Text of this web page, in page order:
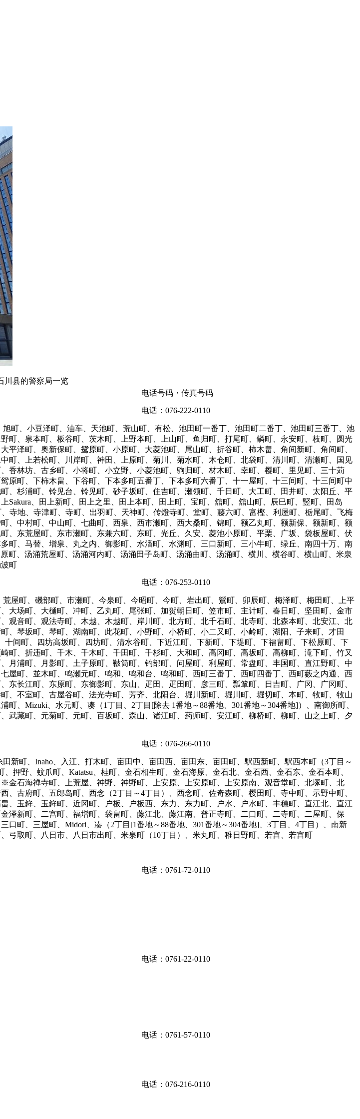
川县的警察局一览
电话号码・传真号码
电话：076-222-0110
町、小豆泽町、油车、天池町、荒山町、有松、池田町一番丁、池田町二番丁、池田町三番丁、池
町、泉本町、板谷町、茨木町、上野本町、上山町、鱼归町、打尾町、鳞町、永安町、枝町、圆光
泽町、奥新保町、鸳原町、小原町、大菱池町、尾山町、折谷町、柿木畠、角间新町、角间町、
町、上若松町、川岸町、神田、上原町、菊川、菊水町、木仓町、北袋町、清川町、清瀬町、国见
香林坊、古乡町、小将町、小立野、小菱池町、驹归町、材木町、幸町、樱町、里见町、三十苅
原町、下柿木畠、下谷町、下本多町五番丁、下本多町六番丁、十一屋町、十三间町、十三间町中
、杉浦町、铃见台、铃见町、砂子坂町、住吉町、瀬领町、千日町、大工町、田井町、太阳丘、平
Sakura、田上新町、田上之里、田上本町、田上町、宝町、舘町、舘山町、辰巳町、竪町、田岛
寺地、寺津町、寺町、出羽町、天神町、传燈寺町、堂町、藤六町、富樫、利屋町、栃尾町、飞梅
、中村町、中山町、七曲町、西泉、西市瀬町、西大桑町、锦町、额乙丸町、额新保、额新町、额
、东荒屋町、东市瀬町、东兼六町、东町、光丘、久安、菱池小原町、平栗、广坂、袋板屋町、伏
町、马替、增泉、丸之内、御影町、水溜町、水渊町、三口新町、三小牛町、绿丘、南四十万、南
町、汤涌荒屋町、汤涌河内町、汤涌田子岛町、汤涌曲町、汤涌町、横川、横谷町、横山町、米泉
町
电话：076-253-0110
屋町、磯部町、市瀬町、今泉町、今昭町、今町、岩出町、鶯町、卯辰町、梅泽町、梅田町、上平
大场町、大樋町、冲町、乙丸町、尾张町、加贺朝日町、笠市町、主计町、春日町、坚田町、金市
观音町、观法寺町、木越、木越町、岸川町、北方町、北千石町、北寺町、北森本町、北安江、北
、琴坂町、琴町、湖南町、此花町、小野町、小桥町、小二又町、小岭町、湖阳、子来町、才田
间町、四坊高坂町、四坊町、清水谷町、下近江町、下新町、下堤町、下福畠町、下松原町、下
町、折违町、千木、千木町、千田町、千杉町、大和町、高冈町、高坂町、高柳町、滝下町、竹又
月浦町、月影町、土子原町、鞁筒町、钓部町、问屋町、利屋町、常盘町、丰国町、直江野町、中
屋町、並木町、鸣瀬元町、鸣和、鸣和台、鸣和町、西町三番丁、西町四番丁、西町藪之内通、西
长江町、东原町、东御影町、东山、疋田、疋田町、彦三町、瓢箪町、日吉町、广冈、广冈町、
、不室町、古屋谷町、法光寺町、芳齐、北阳台、堀川新町、堀川町、堀切町、本町、牧町、牧山
、Mizuki、水元町、凑（1丁目、2丁目[除去 1番地～88番地、301番地～304番地]）、南御所町、
武藏町、元菊町、元町、百坂町、森山、诸江町、药师町、安江町、柳桥町、柳町、山之上町、夕
电话：076-266-0110
新町、Inaho、入江、打木町、亩田中、亩田西、亩田东、亩田町、駅西新町、駅西本町（3丁目～
押野、蚊爪町、Katatsu、桂町、金石相生町、金石海原、金石北、金石西、金石东、金石本町、
石海禅寺町、上荒屋、神野、神野町、上安原、上安原町、上安原南、观音堂町、北塚町、北
古府町、五郎岛町、西念（2丁目～4丁目）、西念町、佐奇森町、樱田町、寺中町、示野中町、
、玉鉾、玉鉾町、近冈町、户板、户板西、东力、东力町、户水、户水町、丰穗町、直江北、直江
泽新町、二宫町、福增町、袋畠町、藤江北、藤江南、普正寺町、二口町、二寺町、二屋町、保
町、三屋町、Midori、凑（2丁目[1番地～88番地、301番地～304番地]、3丁目、4丁目）、南新
弓取町、八日市、八日市出町、米泉町（10丁目）、米丸町、稚日野町、若宫、若宫町
电话：0761-72-0110
电话：0761-22-0110
电话：0761-57-0110
电话：076-216-0110